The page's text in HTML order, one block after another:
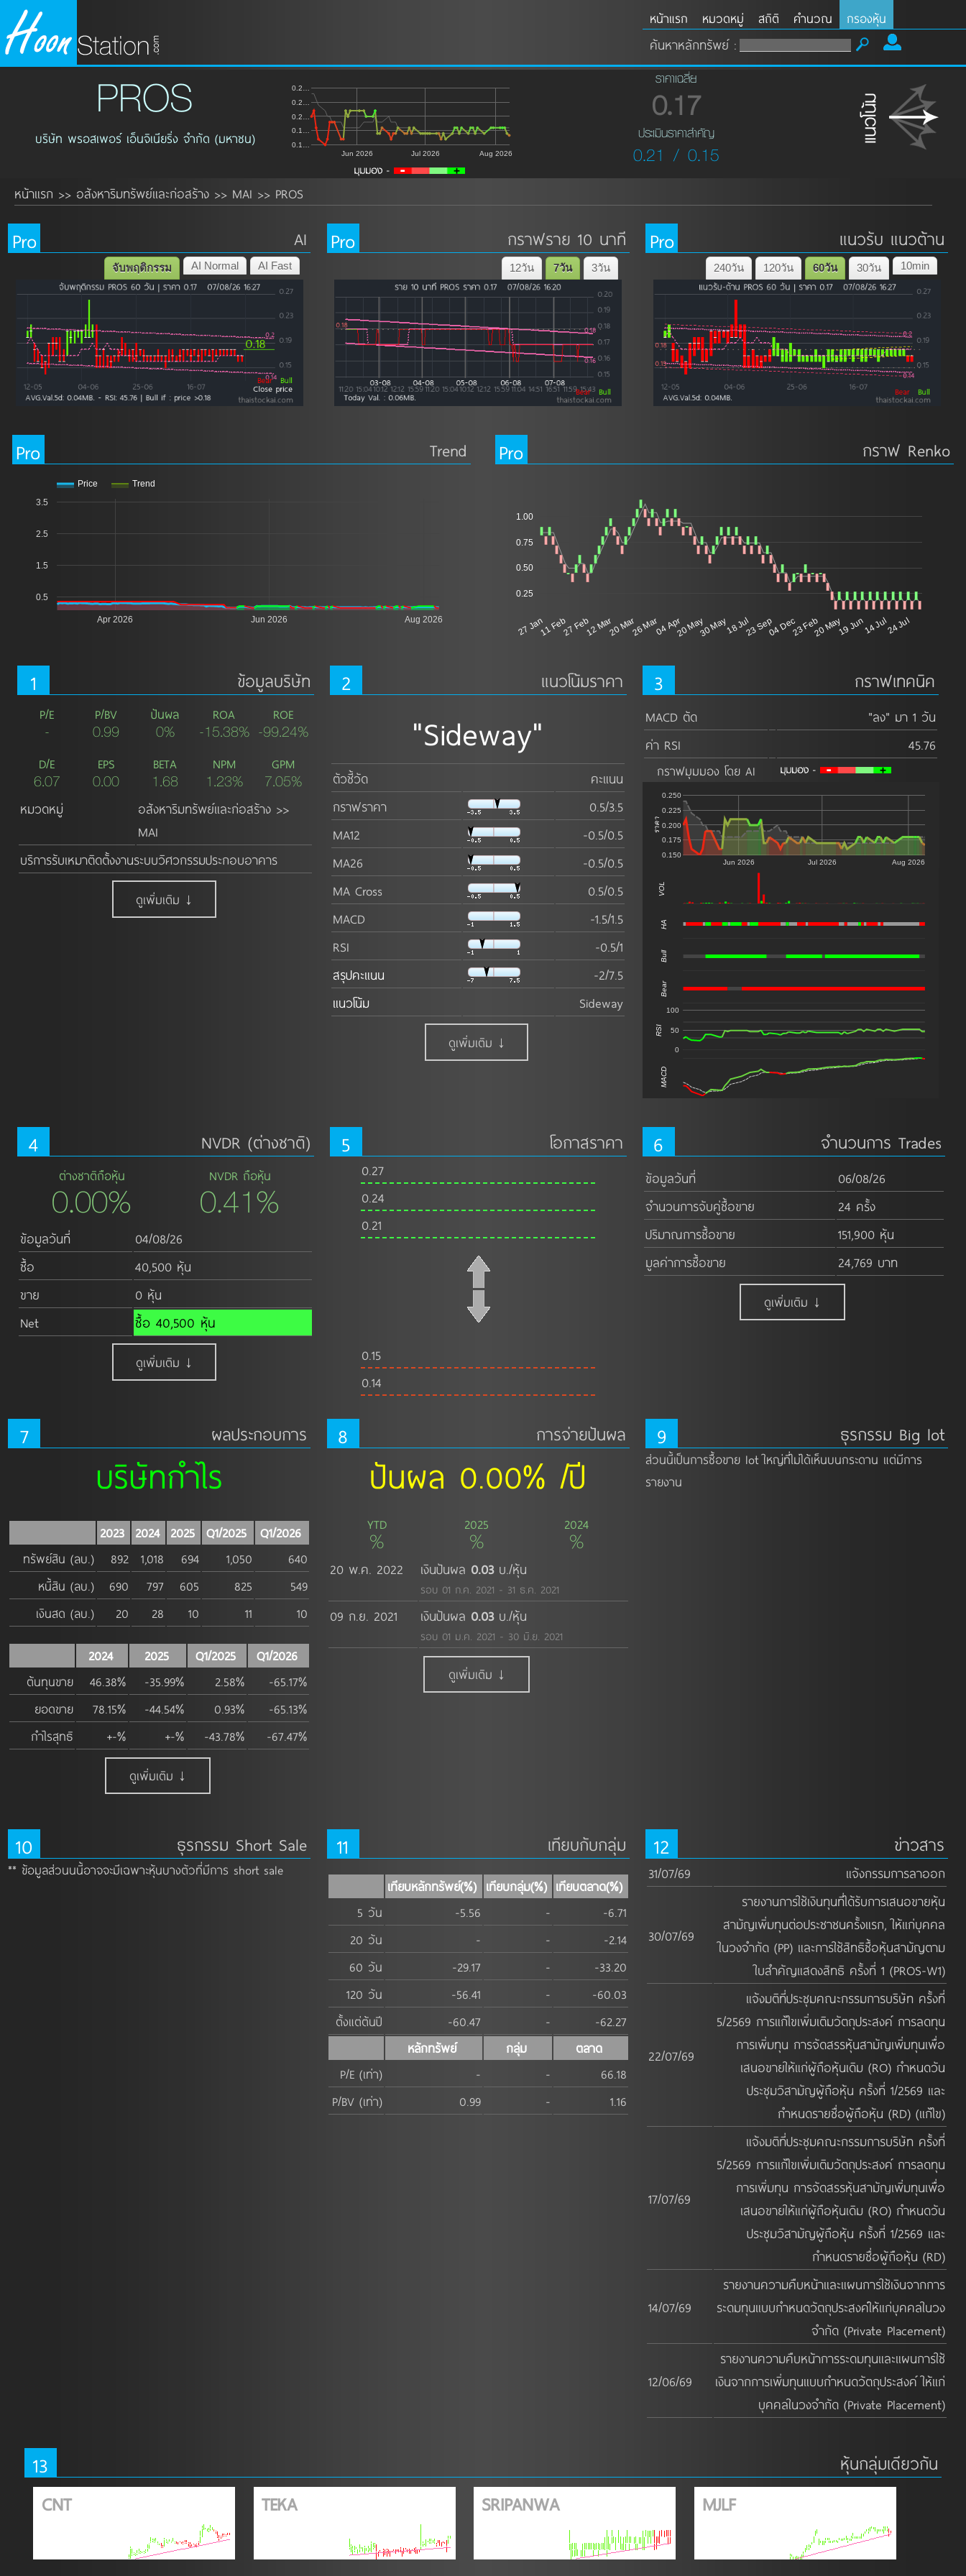
หน้าแรก หมวดหมู่ สถิติ คำนวณ กรองหุ้น
ค้นหาหลักทรัพย์ :
PROS
บริษัท พรอสเพอร์ เอ็นจิเนียริ่ง จำกัด (มหาชน)
Jun 2026 Jul 2026 Aug 2026
0.1…
0.1…
0.2…
0.2…
0.2…
ราคาเฉลี่ย
0.17
ประเมินราคาสำคัญ
0.21 / 0.15
หน้าแรก >> อสังหาริมทรัพย์และก่อสร้าง >> MAI >> PROS
Pro AI
AI Fast
AI Normal
จับพฤติกรรม
Pro กราฟราย 10 นาที
3วัน
7วัน
12วัน
Pro แนวรับ แนวต้าน
10min
30วัน
60วัน
120วัน
240วัน
Pro Trend
Price Trend
Apr 2026 Jun 2026 Aug 2026
0.5
1.5
2.5
3.5
Pro กราฟ Renko
27 Jan11 Feb27 Feb12 Mar20 Mar26 Mar04 Apr20 May30 May18 Jul23 Sep04 Dec23 Feb20 May19 Jun14 Jul24 Jul
0.25
0.50
0.75
1.00
1 ข้อมูลบริษัท
P/E
-
P/BV
0.99
ปันผล
0%
ROA
-15.38%
ROE
-99.24%
D/E
6.07
EPS
0.00
BETA
1.68
NPM
1.23%
GPM
7.05%
หมวดหมู่
อสังหาริมทรัพย์และก่อสร้าง >>
MAI
บริการรับเหมาติดตั้งงานระบบวิศวกรรมประกอบอาคาร
ดูเพิ่มเติม ↓
2 แนวโน้มราคา
"Sideway"
ตัวชี้วัด
คะแนน
กราฟราคา
0.5/3.5
MA12
-0.5/0.5
MA26
-0.5/0.5
MA Cross
0.5/0.5
MACD
-1.5/1.5
RSI
-0.5/1
สรุปคะแนน
-2/7.5
แนวโน้ม
Sideway
ดูเพิ่มเติม ↓
3 กราฟเทคนิค
MACD ตัด
"ลง" มา 1 วัน
ค่า RSI
45.76
กราฟมุมมอง โดย AI
Jun 2026 Jul 2026 Aug 2026
0.150
0.175
0.200
0.225
0.250
ราคา
VOL
HA
Bull
Bear
0
50
100
RSI
MACD
4 NVDR (ต่างชาติ)
ต่างชาติถือหุ้น
0.00%
NVDR ถือหุ้น
0.41%
ข้อมูลวันที่
04/08/26
ซื้อ
40,500 หุ้น
ขาย
0 หุ้น
Net
ซื้อ 40,500 หุ้น
ดูเพิ่มเติม ↓
5 โอกาสราคา
0.27
0.24
0.21
0.15
0.14
6 จำนวนการ Trades
ข้อมูลวันที่
06/08/26
จำนวนการจับคู่ซื้อขาย
24 ครั้ง
ปริมาณการซื้อขาย
151,900 หุ้น
มูลค่าการซื้อขาย
24,769 บาท
ดูเพิ่มเติม ↓
7 ผลประกอบการ
บริษัทกำไร
2023 2024 2025 Q1/2025
Q1/2026
ทรัพย์สิน (ลบ.)
892 1,018 694 1,050
640
หนี้สิน (ลบ.)
690 797 605 825
549
เงินสด (ลบ.)
20 28 10 11 10
2024 2025 Q1/2025
Q1/2026
ต้นทุนขาย
46.38% -35.99% 2.58%
-65.17%
ยอดขาย
78.15% -44.54% 0.93%
-65.13%
กำไรสุทธิ
+-% +-% -43.78% -67.47%
ดูเพิ่มเติม ↓
8 การจ่ายปันผล
ปันผล 0.00% /ปี
YTD
%
2025
%
2024
%
20 พ.ค. 2022 เงินปันผล 0.03บ./หุ้น
รอบ 01 ก.ค. 2021 - 31 ธ.ค. 2021
09 ก.ย. 2021 เงินปันผล 0.03บ./หุ้น
รอบ 01 ม.ค. 2021 - 30 มิ.ย. 2021
ดูเพิ่มเติม ↓
9 ธุรกรรม Big lot
ส่วนนี้เป็นการซื้อขาย lot ใหญ่ที่ไม่ได้เห็นบนกระดาน แต่มีการ
รายงาน
10 ธุรกรรม Short Sale
** ข้อมูลส่วนนนี้อาจจะมีเฉพาะหุ้นบางตัวที่มีการ short sale
11 เทียบกับกลุ่ม
เทียบหลักทรัพย์(%) เทียบกลุ่ม(%) เทียบตลาด(%)
5 วัน
-5.56 -
-6.71
20 วัน
- -
-2.14
60 วัน
-29.17 -
-33.20
120 วัน
-56.41 -
-60.03
ตั้งแต่ต้นปี
-60.47 -
-62.27
หลักทรัพย์
กลุ่ม
ตลาด
P/E (เท่า)
- -
66.18
P/BV (เท่า)
0.99 - 1.16
12 ข่าวสาร
31/07/69 แจ้งกรรมการลาออก
30/07/69
รายงานการใช้เงินทุนที่ได้รับการเสนอขายหุ้น
สามัญเพิ่มทุนต่อประชาชนครั้งแรก, ให้แก่บุคคล
ในวงจำกัด (PP) และการใช้สิทธิซื้อหุ้นสามัญตาม
ใบสำคัญแสดงสิทธิ ครั้งที่ 1 (PROS-W1)
22/07/69
แจ้งมติที่ประชุมคณะกรรมการบริษัท ครั้งที่
5/2569 การแก้ไขเพิ่มเติมวัตถุประสงค์ การลดทุน
การเพิ่มทุน การจัดสรรหุ้นสามัญเพิ่มทุนเพื่อ
เสนอขายให้แก่ผู้ถือหุ้นเดิม (RO) กำหนดวัน
ประชุมวิสามัญผู้ถือหุ้น ครั้งที่ 1/2569 และ
กำหนดรายชื่อผู้ถือหุ้น (RD) (แก้ไข)
17/07/69
แจ้งมติที่ประชุมคณะกรรมการบริษัท ครั้งที่
5/2569 การแก้ไขเพิ่มเติมวัตถุประสงค์ การลดทุน
การเพิ่มทุน การจัดสรรหุ้นสามัญเพิ่มทุนเพื่อ
เสนอขายให้แก่ผู้ถือหุ้นเดิม (RO) กำหนดวัน
ประชุมวิสามัญผู้ถือหุ้น ครั้งที่ 1/2569 และ
กำหนดรายชื่อผู้ถือหุ้น (RD)
14/07/69
รายงานความคืบหน้าและแผนการใช้เงินจากการ
ระดมทุนแบบกำหนดวัตถุประสงค์ให้แก่บุคคลในวง
จำกัด (Private Placement)
12/06/69
รายงานความคืบหน้าการระดมทุนและแผนการใช้
เงินจากการเพิ่มทุนแบบกำหนดวัตถุประสงค์ ให้แก่
บุคคลในวงจำกัด (Private Placement)
13 หุ้นกลุ่มเดียวกัน
CNT TEKA SRIPANWA MJLF